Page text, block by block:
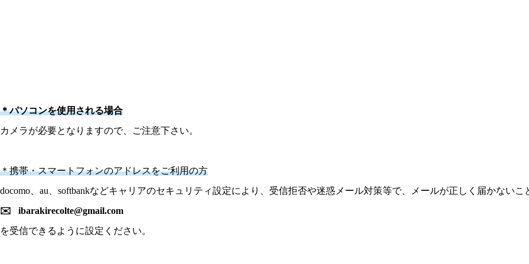
＊パソコンを使用される場合
カメラが必要となりますので、ご注意下さい。
＊携帯・スマートフォンのアドレスをご利用の方
docomo、au、softbankなどキャリアのセキュリティ設定により、受信拒否や迷惑メール対策等で、メールが正しく届かないこ
✉️ ibarakirecolte@gmail.com
を受信できるように設定ください。